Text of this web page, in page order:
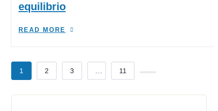
equilibrio
READ MORE
1 2 3 11